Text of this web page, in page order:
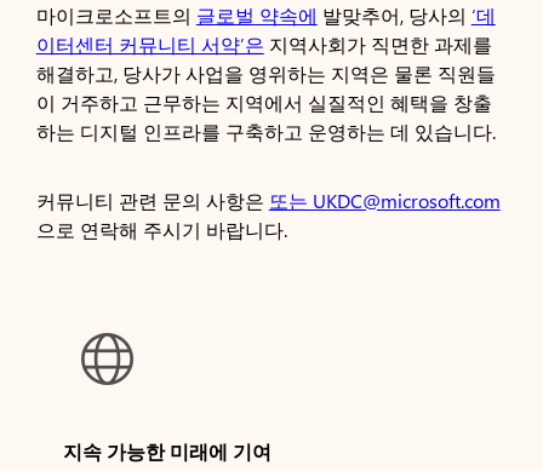
마이크로소프트의 글로벌 약속에 발맞추어, 당사의 ‘데
이터센터 커뮤니티 서약’은 지역사회가 직면한 과제를
해결하고, 당사가 사업을 영위하는 지역은 물론 직원들
이 거주하고 근무하는 지역에서 실질적인 혜택을 창출
하는 디지털 인프라를 구축하고 운영하는 데 있습니다.
커뮤니티 관련 문의 사항은 또는 UKDC@microsoft.com
으로 연락해 주시기 바랍니다.

지속 가능한 미래에 기여